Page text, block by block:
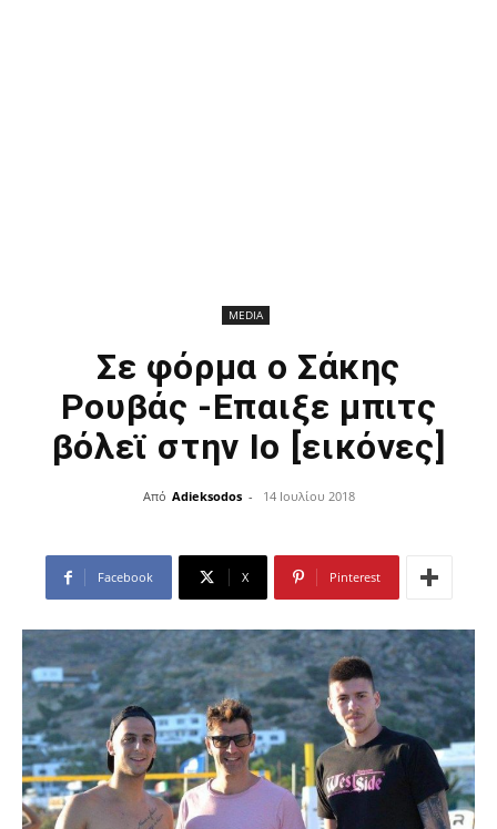
MEDIA
Σε φόρμα ο Σάκης
Ρουβάς -Επαιξε μπιτς
βόλεϊ στην Ιο [εικόνες]
Από Adieksodos - 14 Ιουλίου 2018
Facebook X Pinterest